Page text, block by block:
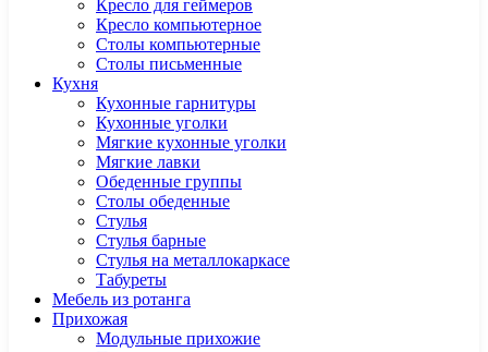
Кресло для геймеров
Кресло компьютерное
Столы компьютерные
Столы письменные
Кухня
Кухонные гарнитуры
Кухонные уголки
Мягкие кухонные уголки
Мягкие лавки
Обеденные группы
Столы обеденные
Стулья
Стулья барные
Стулья на металлокаркасе
Табуреты
Мебель из ротанга
Прихожая
Модульные прихожие